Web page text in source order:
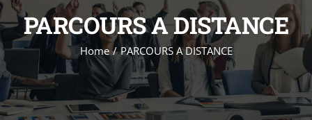
ACCOMPAGNEMENT
PEDAGOGIE
PARCOURS A DISTANCE
Home / PARCOURS A DISTANCE